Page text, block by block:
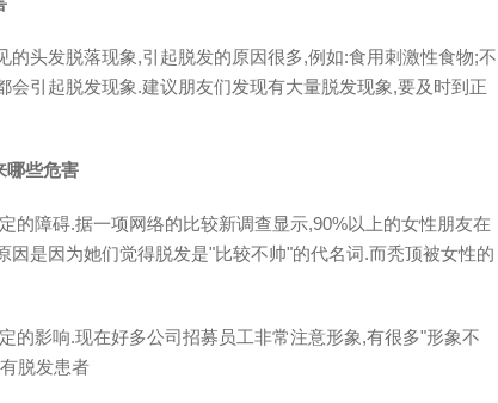
头发脱落现象,引起脱发的原因很多,例如:食用刺激性食物;不
会引起脱发现象.建议朋友们发现有大量脱发现象,要及时到正
些危害
障碍.据一项网络的比较新调查显示,90%以上的女性朋友在
因是因为她们觉得脱发是"比较不帅"的代名词.而秃顶被女性的
影响.现在好多公司招募员工非常注意形象,有很多"形象不
脱发患者